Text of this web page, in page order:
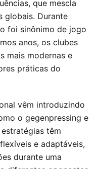
que mescla
globais. Durante
foi sinônimo de jogo
anos, os clubes
mais modernas e
práticas do
vêm introduzindo
o gegenpressing e
têm
e adaptáveis,
durante uma